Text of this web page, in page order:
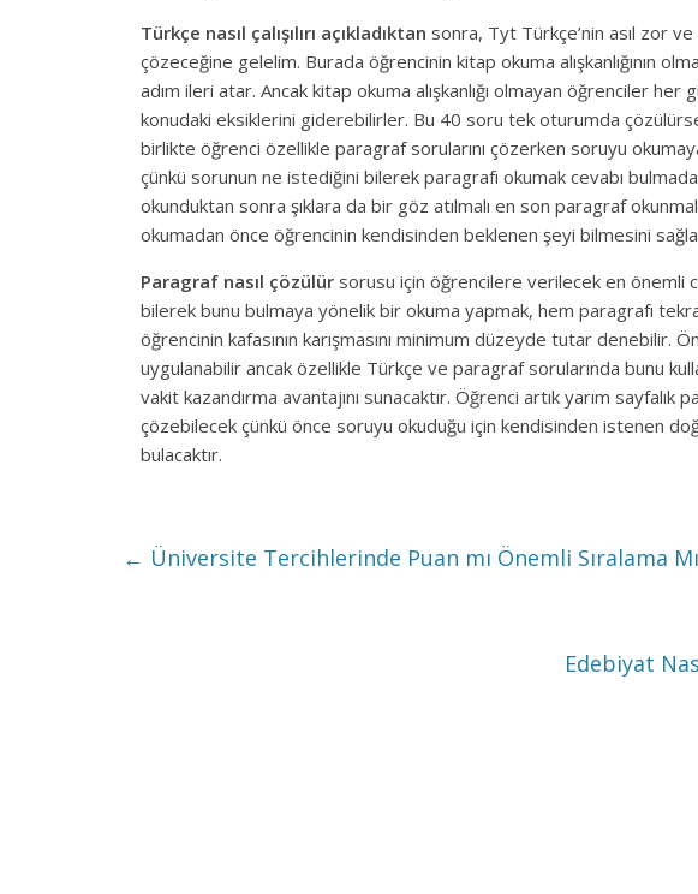
Türkçe nasıl çalışılırı açıkladıktan sonra, Tyt Türkçe’nin asıl zor ve
çözeceğine gelelim. Burada öğrencinin kitap okuma alışkanlığının
adım ileri atar. Ancak kitap okuma alışkanlığı olmayan öğrenciler
konudaki eksiklerini giderebilirler. Bu 40 soru tek oturumda
birlikte öğrenci özellikle paragraf sorularını çözerken soruyu
çünkü sorunun ne istediğini bilerek paragrafı okumak cevabı
okunduktan sonra şıklara da bir göz atılmalı en son paragraf
okumadan önce öğrencinin kendisinden beklenen şeyi bilmesini
Paragraf nasıl çözülür sorusu için öğrencilere verilecek en önemli
bilerek bunu bulmaya yönelik bir okuma yapmak, hem paragrafı
öğrencinin kafasının karışmasını minimum düzeyde tutar denebilir.
uygulanabilir ancak özellikle Türkçe ve paragraf sorularında bunu
vakit kazandırma avantajını sunacaktır. Öğrenci artık yarım sayfalık
çözebilecek çünkü önce soruyu okuduğu için kendisinden istenen
bulacaktır.
← Üniversite Tercihlerinde Puan mı Önemli Sıralama
Edebiyat